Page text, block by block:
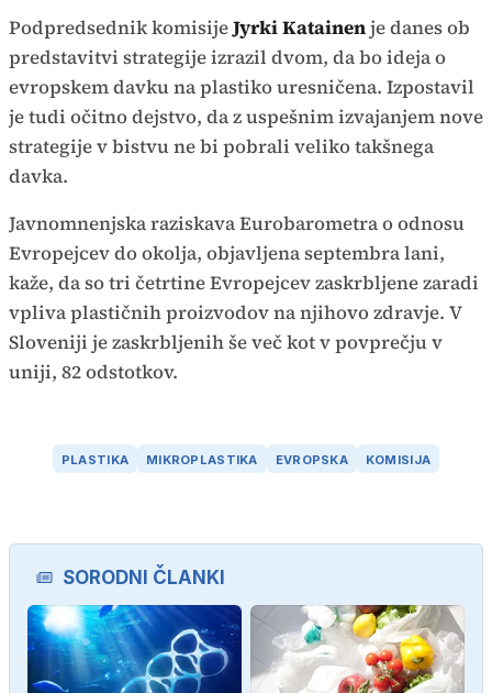
Podpredsednik komisijeJyrki Katainenje danes ob
predstavitvi strategije izrazil dvom, da bo ideja o
evropskem davku na plastiko uresničena. Izpostavil
je tudi očitno dejstvo, da z uspešnim izvajanjem nove
strategije v bistvu ne bi pobrali veliko takšnega
davka.
Javnomnenjska raziskava Eurobarometra o odnosu
Evropejcev do okolja, objavljena septembra lani,
kaže, da so tri četrtine Evropejcev zaskrbljene zaradi
vpliva plastičnih proizvodov na njihovo zdravje. V
Sloveniji je zaskrbljenih še več kot v povprečju v
uniji, 82 odstotkov.
PLASTIKA MIKROPLASTIKA EVROPSKA KOMISIJA
SORODNI ČLANKI